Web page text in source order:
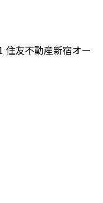
住友不動産新宿オー